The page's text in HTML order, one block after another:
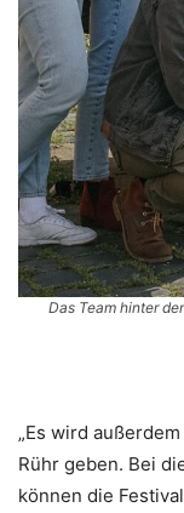
Das Team hinter
„Es wird
Rühr geben. Bei
können die